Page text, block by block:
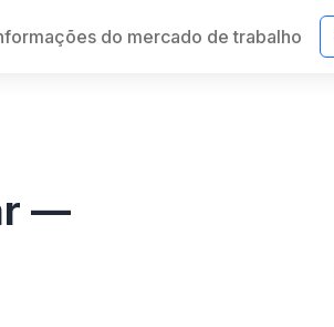
do mercado de trabalho
—